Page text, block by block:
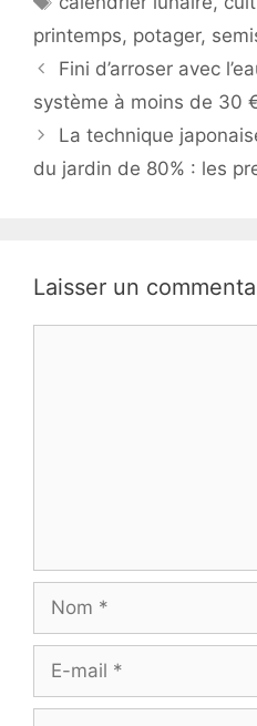
printemps, potager,
Fini d’arroser avec
système à moins de 30
La technique
du jardin de 80% : les
Laisser un
mail